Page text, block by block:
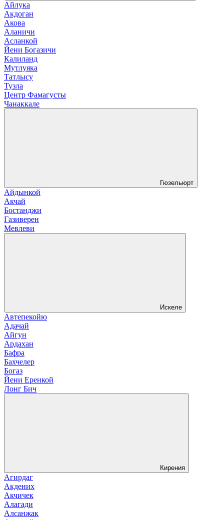
Айлука
Акдоган
Акова
Аланичи
Асланкой
Йени Богазичи
Калиланд
Мутлуяка
Татлысу
Тузла
Центр Фамагусты
Чанаккале
Гюзельюрт
Айдынкой
Акчай
Бостанджи
Газиверен
Мевлеви
Искеле
Автепекойю
Адачай
Айгун
Ардахан
Бафра
Бахчелер
Богаз
Йени Еренкой
Лонг Бич
Кирения
Агирдаг
Акдених
Акчичек
Алагади
Алсанжак